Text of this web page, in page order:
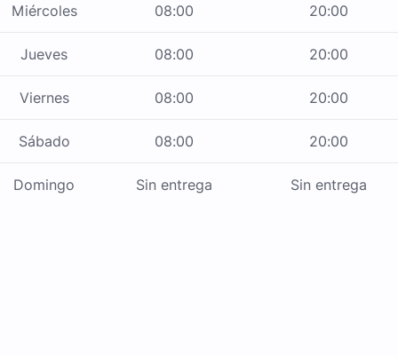
Miércoles 08:00 20:00
Jueves 08:00 20:00
Viernes 08:00 20:00
Sábado 08:00 20:00
Domingo Sin entrega Sin entrega